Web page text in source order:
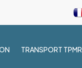
TRANSPORT TPMR